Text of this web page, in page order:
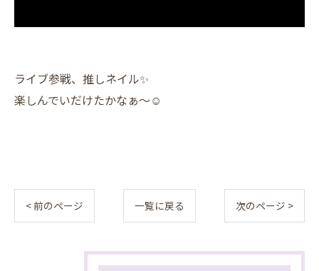
ライブ参戦、推しネイル✨️
楽しんでいだけたかなぁ〜☺️
< 前のページ 一覧に戻る 次のページ >